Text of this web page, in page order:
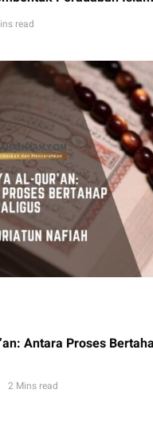
read
Antara Proses
2 Mins read